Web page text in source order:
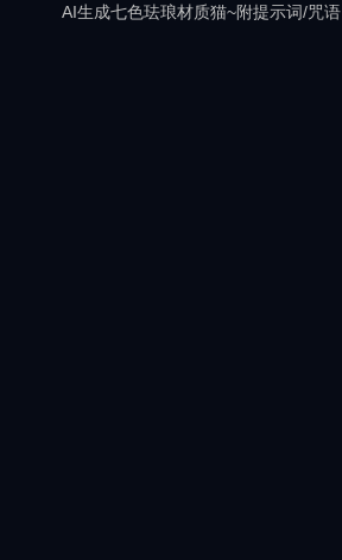
AI生成七色珐琅材质猫~附提示词/咒语